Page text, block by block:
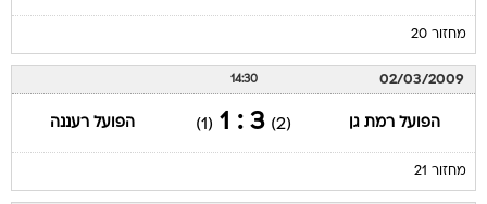
מחזור 20
02/03/2009
14:30
הפועל רמת גן (2)
3 : 1
(1) הפועל רעננה
מחזור 21